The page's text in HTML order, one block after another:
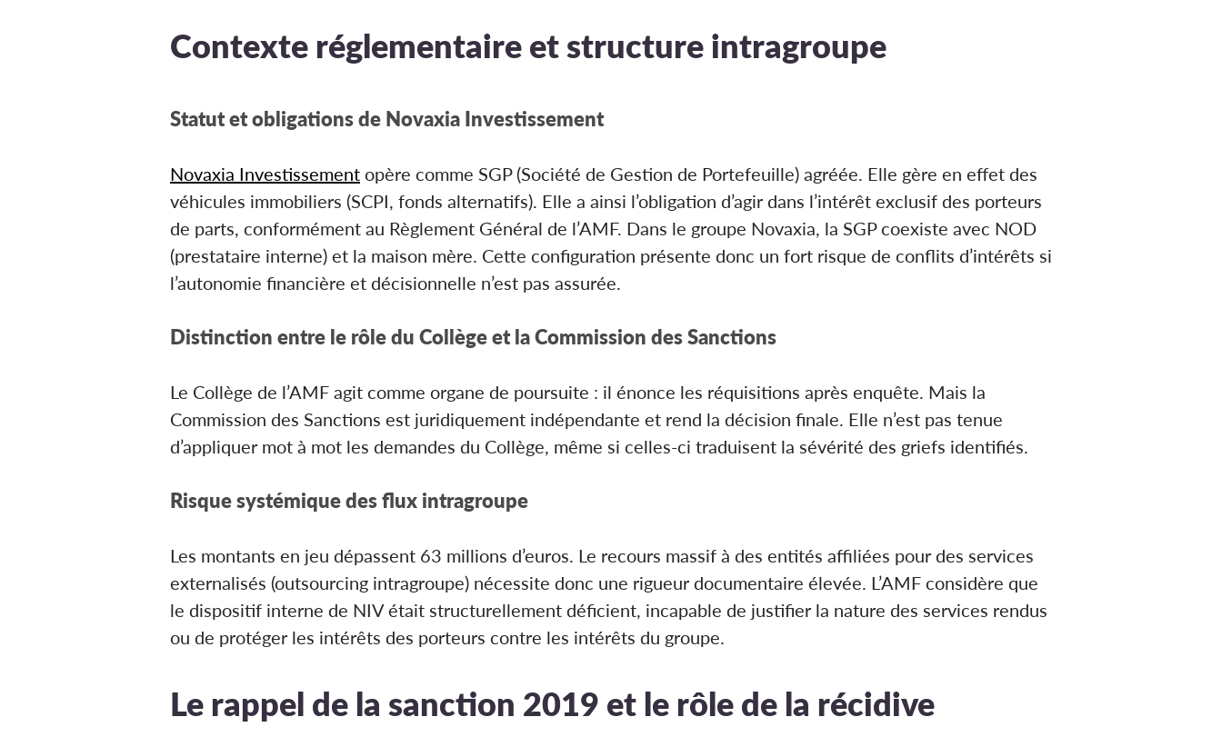
Contexte réglementaire et structure intragroupe
Statut et obligations de Novaxia Investissement
Novaxia Investissement opère comme SGP (Société de Gestion de Portefeuille) agréée. Elle gère en effet des
véhicules immobiliers (SCPI, fonds alternatifs). Elle a ainsi l’obligation d’agir dans l’intérêt exclusif des porteurs
de parts, conformément au Règlement Général de l’AMF. Dans le groupe Novaxia, la SGP coexiste avec NOD
(prestataire interne) et la maison mère. Cette configuration présente donc un fort risque de conflits d’intérêts si
l’autonomie financière et décisionnelle n’est pas assurée.
Distinction entre le rôle du Collège et la Commission des Sanctions
Le Collège de l’AMF agit comme organe de poursuite : il énonce les réquisitions après enquête. Mais la
Commission des Sanctions est juridiquement indépendante et rend la décision finale. Elle n’est pas tenue
d’appliquer mot à mot les demandes du Collège, même si celles-ci traduisent la sévérité des griefs identifiés.
Risque systémique des flux intragroupe
Les montants en jeu dépassent 63 millions d’euros. Le recours massif à des entités affiliées pour des services
externalisés (outsourcing intragroupe) nécessite donc une rigueur documentaire élevée. L’AMF considère que
le dispositif interne de NIV était structurellement déficient, incapable de justifier la nature des services rendus
ou de protéger les intérêts des porteurs contre les intérêts du groupe.
Le rappel de la sanction 2019 et le rôle de la récidive